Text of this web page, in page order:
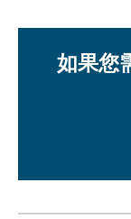
如果您